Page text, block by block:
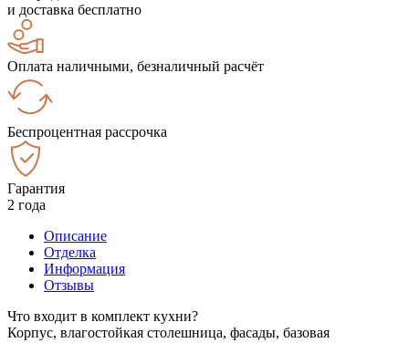
и доставка бесплатно
Оплата наличными, безналичный расчёт
Беспроцентная рассрочка
Гарантия
2 года
Описание
Отделка
Информация
Отзывы
Что входит в комплект кухни?
Корпус, влагостойкая столешница, фасады, базовая